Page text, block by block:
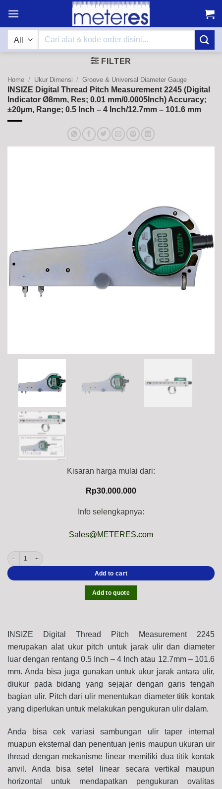
content
Search
FILTER
Home / Ukur Dimensi / Groove & Universal Diameter Gauge
INSIZE Digital Thread Pitch Measurement 2245 (Digital
Indicator Ø8mm, Res; 0.01 mm/0.0005Inch) Accuracy;
±20µm, Range; 0.5 Inch – 4 Inch/12.7mm – 101.6 mm
Kisaran harga mulai dari:
Rp30.000.000
Info selengkapnya:
Sales@METERES.com
INSIZE Digital Thread Pitch Measurement 2245 (Digital Indicator Ø8mm, Res;
Add to cart
Add to quote
INSIZE Digital Thread Pitch Measurement 2245
merupakan alat ukur pitch untuk jarak ulir dan diameter
luar dengan rentang 0.5 Inch – 4 Inch atau 12.7mm – 101.6
mm. Anda bisa juga gunakan untuk ukur jarak antara ulir,
diukur pada bidang yang sejajar dengan garis tengah
bagian ulir. Pitch dari ulir menentukan diameter titik kontak
yang diperlukan untuk melakukan pengukuran ulir dalam.
Anda bisa cek variasi sambungan ulir taper internal
muapun eksternal dan penentuan jenis maupun ukuran uir
thread dengan mekanisme linear memiliki dua titik kontak
anvil. Anda bisa setel linear secara vertikal maupun
horizontal untuk mendapatkan pengukuran ovalitas